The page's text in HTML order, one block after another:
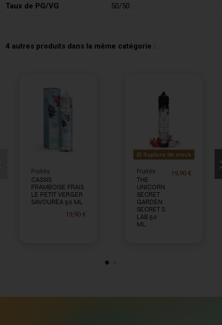
Taux de PG/VG 50/50
4 autres produits dans la même catégorie :
Fruités
CASSIS
FRAMBOISE FRAIS
LE PETIT VERGER
SAVOUREA 50 ML
19,90 €
Rupture de stock
Fruités
THE
UNICORN
SECRET
GARDEN
SECRET S
LAB 50
ML
19,90 €